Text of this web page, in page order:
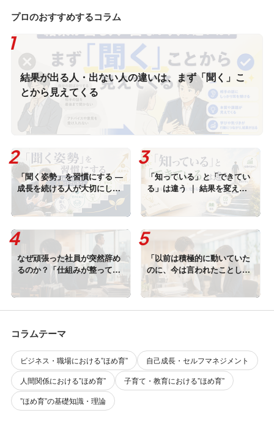
プロのおすすめするコラム
結果が出る人・出ない人の違いは、まず「聞く」こ
とから見えてくる
「聞く姿勢」を習慣にする ―
成長を続ける人が大切にして
いること
「知っている」と「できてい
る」は違う ｜ 結果を変える
のは習慣に変わるまでのトレ
ーニング
なぜ頑張った社員が突然辞め
るのか？「仕組みが整ってい
ない職場」では離職は止まら
「以前は積極的に動いていた
のに、今は言われたことしか
しない。」と感じたら読む記
事｜やる気をなくした部下に
コラムテーマ
ビジネス・職場における”ほめ育”
自己成長・セルフマネジメント
人間関係における”ほめ育”
子育て・教育における”ほめ育”
”ほめ育”の基礎知識・理論